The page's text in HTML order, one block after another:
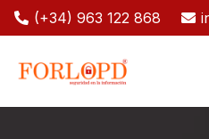
(+34) 963 122 868